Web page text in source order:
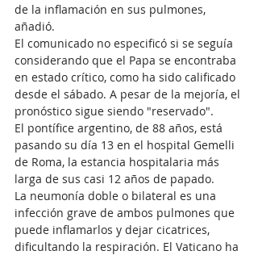
de la inflamación en sus pulmones,
añadió.
El comunicado no especificó si se seguía
considerando que el Papa se encontraba
en estado crítico, como ha sido calificado
desde el sábado. A pesar de la mejoría, el
pronóstico sigue siendo "reservado".
El pontífice argentino, de 88 años, está
pasando su día 13 en el hospital Gemelli
de Roma, la estancia hospitalaria más
larga de sus casi 12 años de papado.
La neumonía doble o bilateral es una
infección grave de ambos pulmones que
puede inflamarlos y dejar cicatrices,
dificultando la respiración. El Vaticano ha